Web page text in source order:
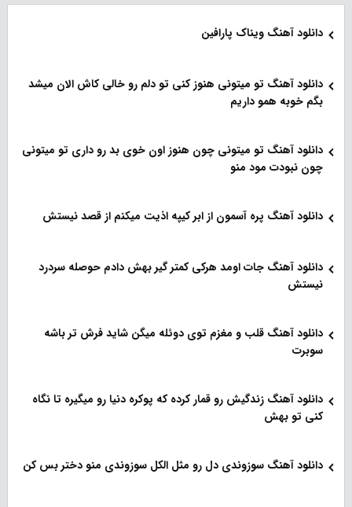
دانلود آهنگ ویناک پارافین
دانلود آهنگ سوزوندی دل رو مثل الکل سوزوندی منو دختر بس کن
دانلود آهنگ زندگیش رو قمار کرده که پوکره دنیا رو میگیره تا نگاه
کنی تو بهش
دانلود آهنگ قلب و مغزم توی دوئله میگن شاید فرش تر باشه
سوبرت
دانلود آهنگ جات اومد هرکی کمتر گیر بهش دادم حوصله سردرد
نیستش
دانلود آهنگ پره آسمون از ابر کیپه اذیت میکنم از قصد نیستش
دانلود آهنگ تو میتونی چون هنوز اون خوی بد رو داری تو میتونی
چون نبودت مود منو
دانلود آهنگ تو میتونی هنوز کنی تو دلم رو خالی کاش الان میشد
بگم خوبه همو داریم